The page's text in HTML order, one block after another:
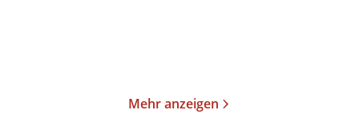
Mehr anzeigen